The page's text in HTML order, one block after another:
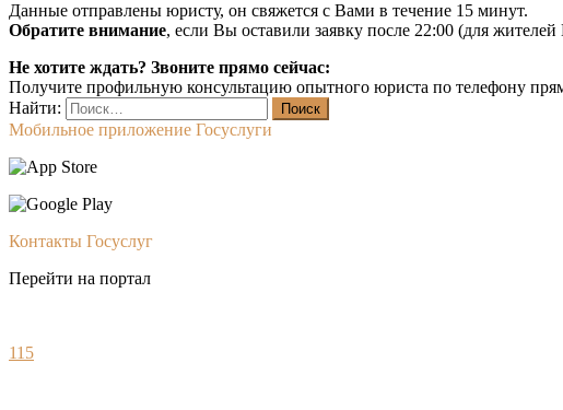
Данные отправлены юристу, он свяжется с Вами в течение 15 минут.
Обратите внимание, если Вы оставили заявку после 22:00 (для
Не хотите ждать? Звоните прямо сейчас:
Получите профильную консультацию опытного юриста по телефону
Найти:
Мобильное приложение Госуслуги
Контакты Госуслуг
Перейти на портал
115